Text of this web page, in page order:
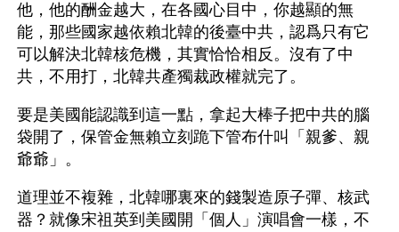
他，他的酬金越大，在各國心目中，你越顯的無
能，那些國家越依賴北韓的後臺中共，認爲只有它
可以解決北韓核危機，其實恰恰相反。沒有了中
共，不用打，北韓共產獨裁政權就完了。
要是美國能認識到這一點，拿起大棒子把中共的腦
袋開了，保管金無賴立刻跪下管布什叫「親爹、親
爺爺」。
道理並不複雜，北韓哪裏來的錢製造原子彈、核武
器？就像宋祖英到美國開「個人」演唱會一樣，不